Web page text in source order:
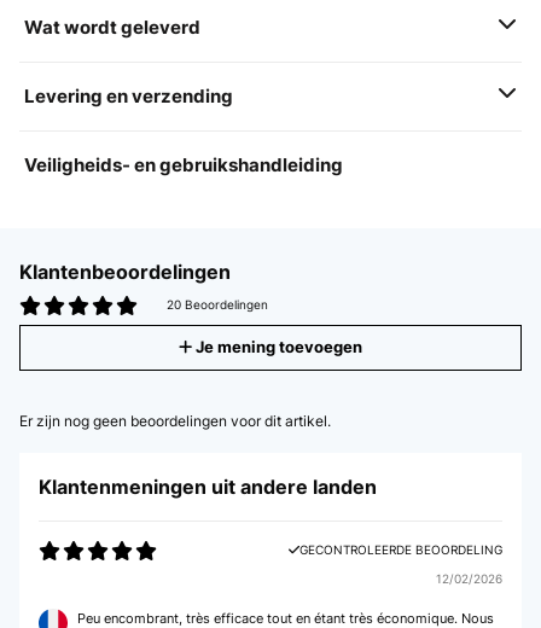
Wat wordt geleverd
Levering en verzending
Veiligheids- en gebruikshandleiding
Klantenbeoordelingen
20 Beoordelingen
Je mening toevoegen
Er zijn nog geen beoordelingen voor dit artikel.
Klantenmeningen uit andere landen
GECONTROLEERDE BEOORDELING
12/02/2026
Peu encombrant, très efficace tout en étant très économique. Nous